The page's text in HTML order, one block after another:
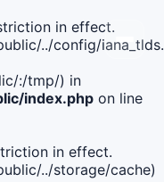
in effect.
../config/
:/tmp/) in
index.php on line
in effect.
../storage/cache)